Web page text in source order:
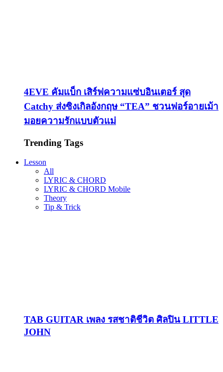
4EVE คัมแบ็ก เสิร์ฟความแซ่บอินเตอร์ สุด
Catchy ส่งซิงเกิลอังกฤษ “TEA” ชวนฟอร์อายเม้า
มอยความรักแบบตัวแม่
Trending Tags
Lesson
All
LYRIC & CHORD
LYRIC & CHORD Mobile
Theory
Tip & Trick
TAB GUITAR เพลง รสชาติชีวิต ศิลปิน LITTLE
JOHN